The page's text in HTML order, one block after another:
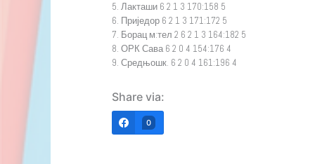
5. Лакташи 6 2 1 3 170:158 5
6. Приједор 6 2 1 3 171:172 5
7. Борац м:тел 2 6 2 1 3 164:182 5
8. ОРК Сава 6 2 0 4 154:176 4
9. Средњошк. 6 2 0 4 161:196 4
Share via:
0